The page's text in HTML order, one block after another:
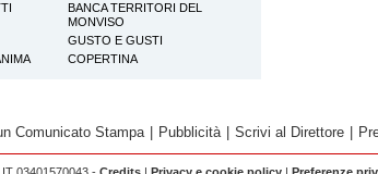
BANCA TERRITORI DEL
MONVISO
GUSTO E GUSTI
COPERTINA
Comunicato Stampa Pubblicità Scrivi al Direttore